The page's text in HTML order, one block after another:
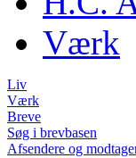
Værk
Liv
Værk
Breve
Søg i brevbasen
Afsendere og